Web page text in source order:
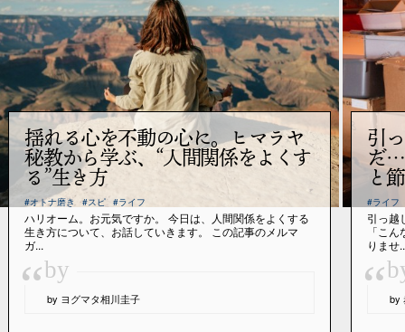
揺れる心を不動の心に。ヒマラヤ
秘教から学ぶ、“人間関係をよくす
る”生き方
#オトナ磨き #スピ #ライフ
ハリオーム。お元気ですか。 今日は、人間関係をよくする
生き方について、お話していきます。 この記事のメルマ
ガ...
“by
by ヨグマタ相川圭子
引
だ…
と
#ライフ
引っ越
「こ
りませ
“ by